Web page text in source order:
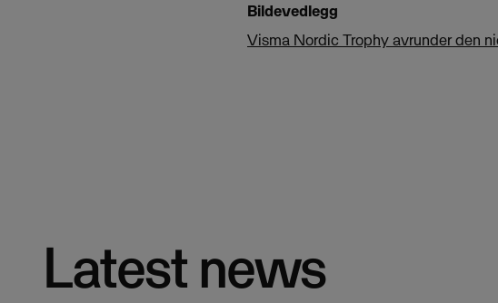
Bildevedlegg
Visma Nordic Trophy avrunder den
Latest news